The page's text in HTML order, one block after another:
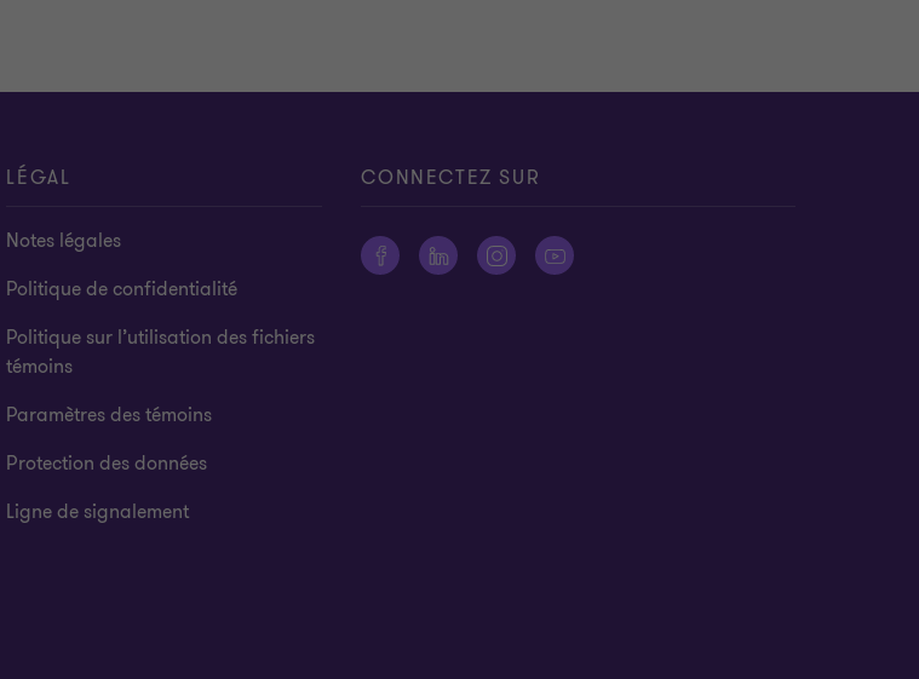
LÉGAL
Notes légales
Politique de confidentialité
Politique sur l’utilisation des fichiers
témoins
Paramètres des témoins
Protection des données
Ligne de signalement
CONNECTEZ SUR